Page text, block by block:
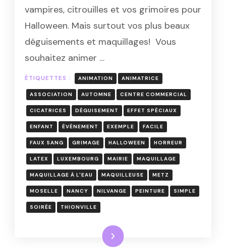
HALLOWEEN
MOSELLE
vampires, citrouilles et vos grimoires pour
Halloween. Mais surtout vos plus beaux
déguisements et maquillages! Vous
souhaitez animer …
ÉTIQUETTES : ANIMATION ANIMATRICE
ASSOCIATION AUTOMNE CENTRE COMMERCIAL
CICATRICES DÉGUISEMENT EFFET SPÉCIAUX
ENFANT ÉVÉNEMENT EXEMPLE FACILE
FAUX SANG GRIMAGE HALLOWEEN HORREUR
LATEX LUXEMBOURG MAIRIE MAQUILLAGE
MAQUILLAGE À L'EAU MAQUILLEUSE METZ
MOSELLE NANCY NILVANGE PEINTURE SIMPLE
SOIRÉE THIONVILLE
Lire la suite